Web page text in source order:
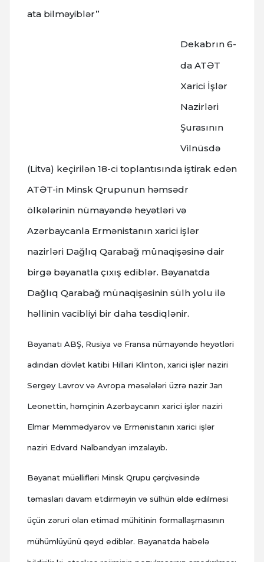
ata bilməyiblər”
Dekabrın 6-
da ATƏT
Xarici İşlər
Nazirləri
Şurasının
Vilnüsdə
(Litva) keçirilən 18-ci toplantısında iştirak edən
ATƏT-in Minsk Qrupunun həmsədr
ölkələrinin nümayəndə heyətləri və
Azərbaycanla Ermənistanın xarici işlər
nazirləri Dağlıq Qarabağ münaqişəsinə dair
birgə bəyanatla çıxış ediblər. Bəyanatda
Dağlıq Qarabağ münaqişəsinin sülh yolu ilə
həllinin vacibliyi bir daha təsdiqlənir.
Bəyanatı ABŞ, Rusiya və Fransa nümayəndə heyətləri
adından dövlət katibi Hillari Klinton, xarici işlər naziri
Sergey Lavrov və Avropa məsələləri üzrə nazir Jan
Leonettin, həmçinin Azərbaycanın xarici işlər naziri
Elmar Məmmədyarov və Ermənistanın xarici işlər
naziri Edvard Nalbandyan imzalayıb.
Bəyanat müəllifləri Minsk Qrupu çərçivəsində
təmasları davam etdirməyin və sülhün əldə edilməsi
üçün zəruri olan etimad mühitinin formallaşmasının
mühümlüyünü qeyd ediblər. Bəyanatda habelə